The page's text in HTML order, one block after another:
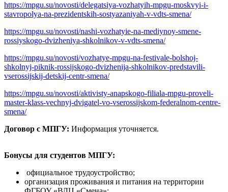
https://mpgu.su/novosti/delegatsiya-vozhatyih-mpgu-moskvyi-i-
stavropolya-na-prezidentskih-sostyazaniyah-v-vdts-smena/
https://mpgu.su/novosti/nashi-vozhatyie-na-mediynoy-smene-
rossiyskogo-dvizheniya-shkolnikov-v-vdts-smena/
https://mpgu.su/novosti/vozhatye-mpgu-na-festivale-bolshoj-
shkolnyj-piknik-rossijskogo-dvizhenija-shkolnikov-predstavili-
vserossijskij-detskij-centr-smena/
https://mpgu.su/novosti/aktivisty-anapskogo-filiala-mpgu-proveli-
master-klass-vechnyj-dvigatel-vo-vserossijskom-federalnom-centre-
smena/
Договор с МПГУ: Информация уточняется.
Бонусы для студентов МПГУ:
официальное трудоустройство;
организация проживания и питания на территории